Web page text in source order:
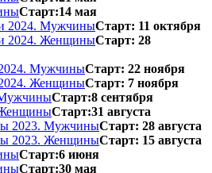
Старт:14 мая
2024. МужчиныСтарт: 11 октября
2024. ЖенщиныСтарт: 28
МужчиныСтарт: 22 ноября
ЖенщиныСтарт: 7 ноября
Старт:8 сентября
Старт:31 августа
2023. МужчиныСтарт: 28 августа
2023. ЖенщиныСтарт: 15 августа
Старт:6 июня
Старт:30 мая